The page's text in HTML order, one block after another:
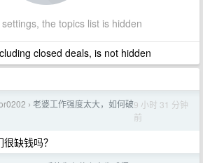
the topics list is hidden
closed deals, is not hidden
› 老婆工作强度太大，如何破9 小时 31 分钟
前
缺钱吗？